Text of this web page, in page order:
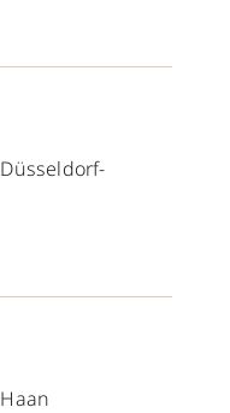
Düsseldorf-
Haan